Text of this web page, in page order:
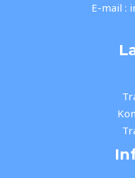
E-mail :